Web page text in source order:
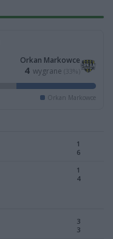
Orkan Markowce
4 wygrane (33%)
Orkan Markowce
1
6
1
4
3
3